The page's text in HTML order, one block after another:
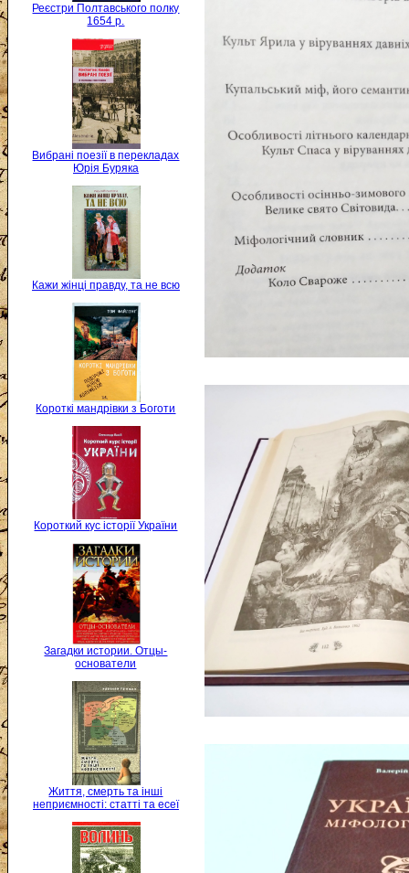
Реєстри Полтавського полку
1654 р.
Вибрані поезії в перекладах
Юрія Буряка
Кажи жінці правду, та не всю
Короткі мандрівки з Боготи
Короткий кус історії України
Загадки истории. Отцы-
основатели
Життя, смерть та інші
неприємності: статті та есеї